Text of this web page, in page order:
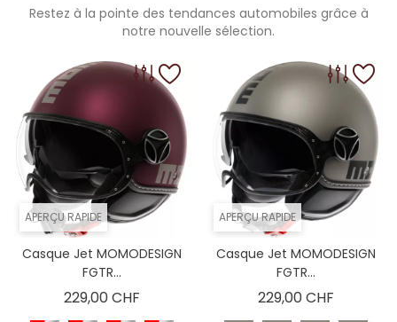
Restez à la pointe des tendances automobiles grâce à
notre nouvelle sélection.
APERÇU RAPIDE
Casque Jet MOMODESIGN
FGTR...
229,00 CHFPrix
APERÇU RAPIDE
Casque Jet MOMODESIGN
FGTR...
229,00 CHFPrix